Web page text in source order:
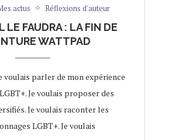
actus Réflexions d'auteur
LE FAUDRA : LA FIN DE
WATTPAD
voulais parler de mon expérience
Je voulais proposer des
Je voulais raconter les
LGBT+. Je voulais